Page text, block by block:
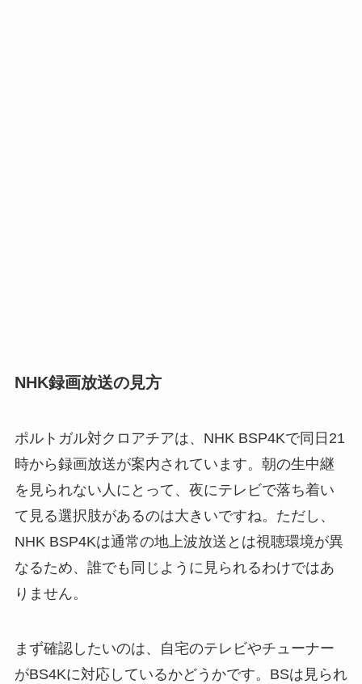
NHK録画放送の見方
ポルトガル対クロアチアは、NHK BSP4Kで同日21
時から録画放送が案内されています。朝の生中継
を見られない人にとって、夜にテレビで落ち着い
て見る選択肢があるのは大きいですね。ただし、
NHK BSP4Kは通常の地上波放送とは視聴環境が異
なるため、誰でも同じように見られるわけではあ
りません。
まず確認したいのは、自宅のテレビやチューナー
がBS4Kに対応しているかどうかです。BSは見られ